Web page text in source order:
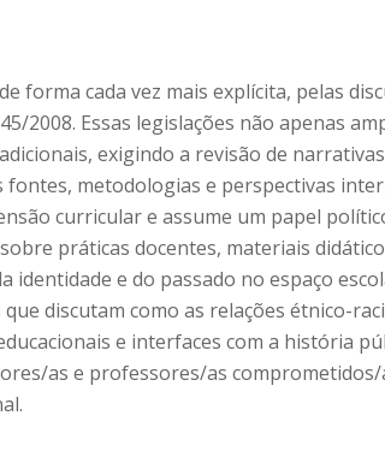
forma cada vez mais explícita, pelas
2008. Essas legislações não apenas
exigindo a revisão de
metodologias e perspectivas
curricular e assume um papel
práticas docentes, materiais
identidade e do passado no espaço
discutam como as relações étnico-
e interfaces com a história
as e professores/as